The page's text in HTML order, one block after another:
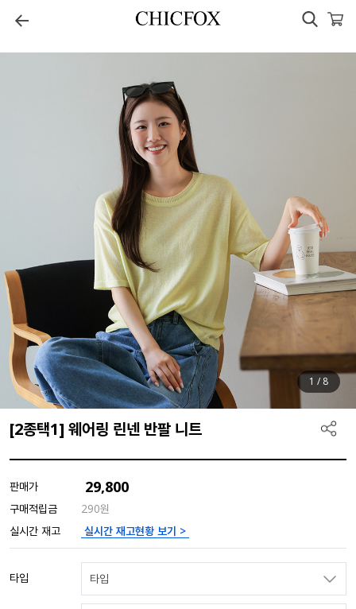
1 / 8
[2종택1] 웨어링 린넨 반팔 니트
판매가 29,800
구매적립금
290원
실시간 재고
실시간 재고현황 보기 >
타입 타입